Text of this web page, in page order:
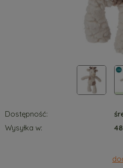
Dostępność:
Wysyłka w: